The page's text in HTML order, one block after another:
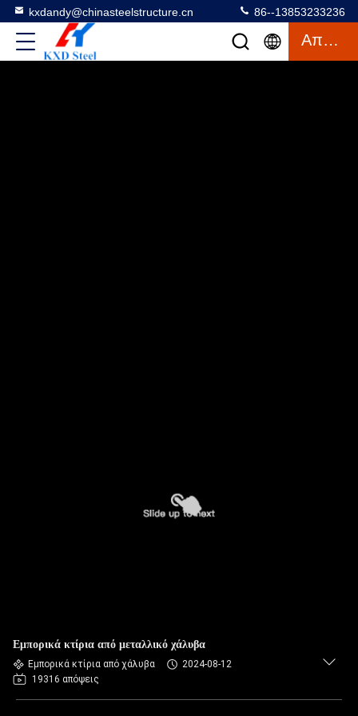
kxdandy@chinasteelstructure.cn 86--13853233236
Απόσπασμα
Εμπορικά κτίρια από μεταλλικό χάλυβα
Εμπορικά κτίρια από χάλυβα
2024-08-12
19316 απόψεις